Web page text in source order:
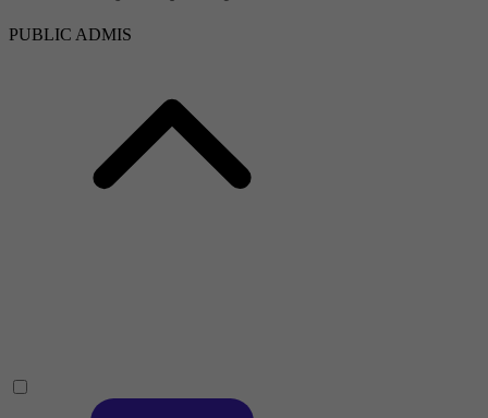
PUBLIC ADMIS